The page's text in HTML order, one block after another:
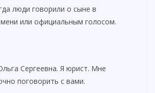
люди говорили о сыне в
или официальным голосом.
Сергеевна. Я юрист. Мне
поговорить с вами.